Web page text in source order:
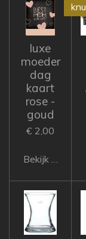
luxe
moeder
dag
kaart
rose -
goud
€ 2,00
Bekijk details